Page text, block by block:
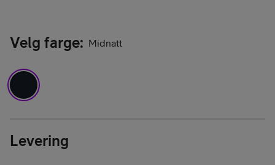
Velg farge: Midnatt
Levering